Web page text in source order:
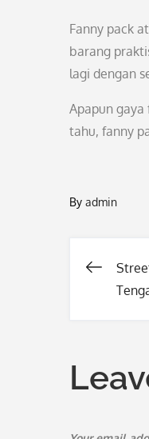
Fanny pack
barang
lagi dengan
Apapun
tahu, fanny
By admin